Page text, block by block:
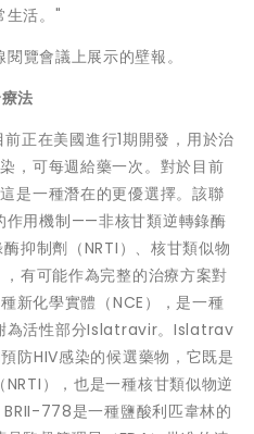
生活。"
閱覽會議上展示的壁報。
法
正在美國進行1期開發，用於治
，可每週給藥一次。對於目前
是一種潛在的更優選擇。該聯
作用機制——非核甘類逆轉錄酶
抑制劑（NRTI）、核甘類似物
有可能作為完整的治療方案對
新化學實體（NCE），是一種
為活性部分Islatravir。Islatrav
防HIV感染的候選藥物，它既是
），也是一種核甘類似物逆
778是一種鹽酸利匹韋林的